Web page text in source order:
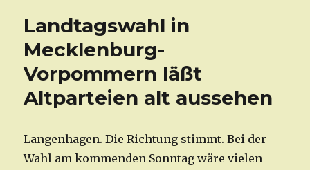
Landtagswahl in
Mecklenburg-
Vorpommern läßt
Altparteien alt aussehen
Langenhagen. Die Richtung stimmt. Bei der
Wahl am kommenden Sonntag wäre vielen